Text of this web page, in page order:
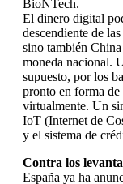
BioNTech.
El dinero digital
descendiente de
sino también
moneda nacional.
supuesto, por los
pronto en forma de
virtualmente. Un
IoT (Internet de
y el sistema de
Contra los
España ya ha